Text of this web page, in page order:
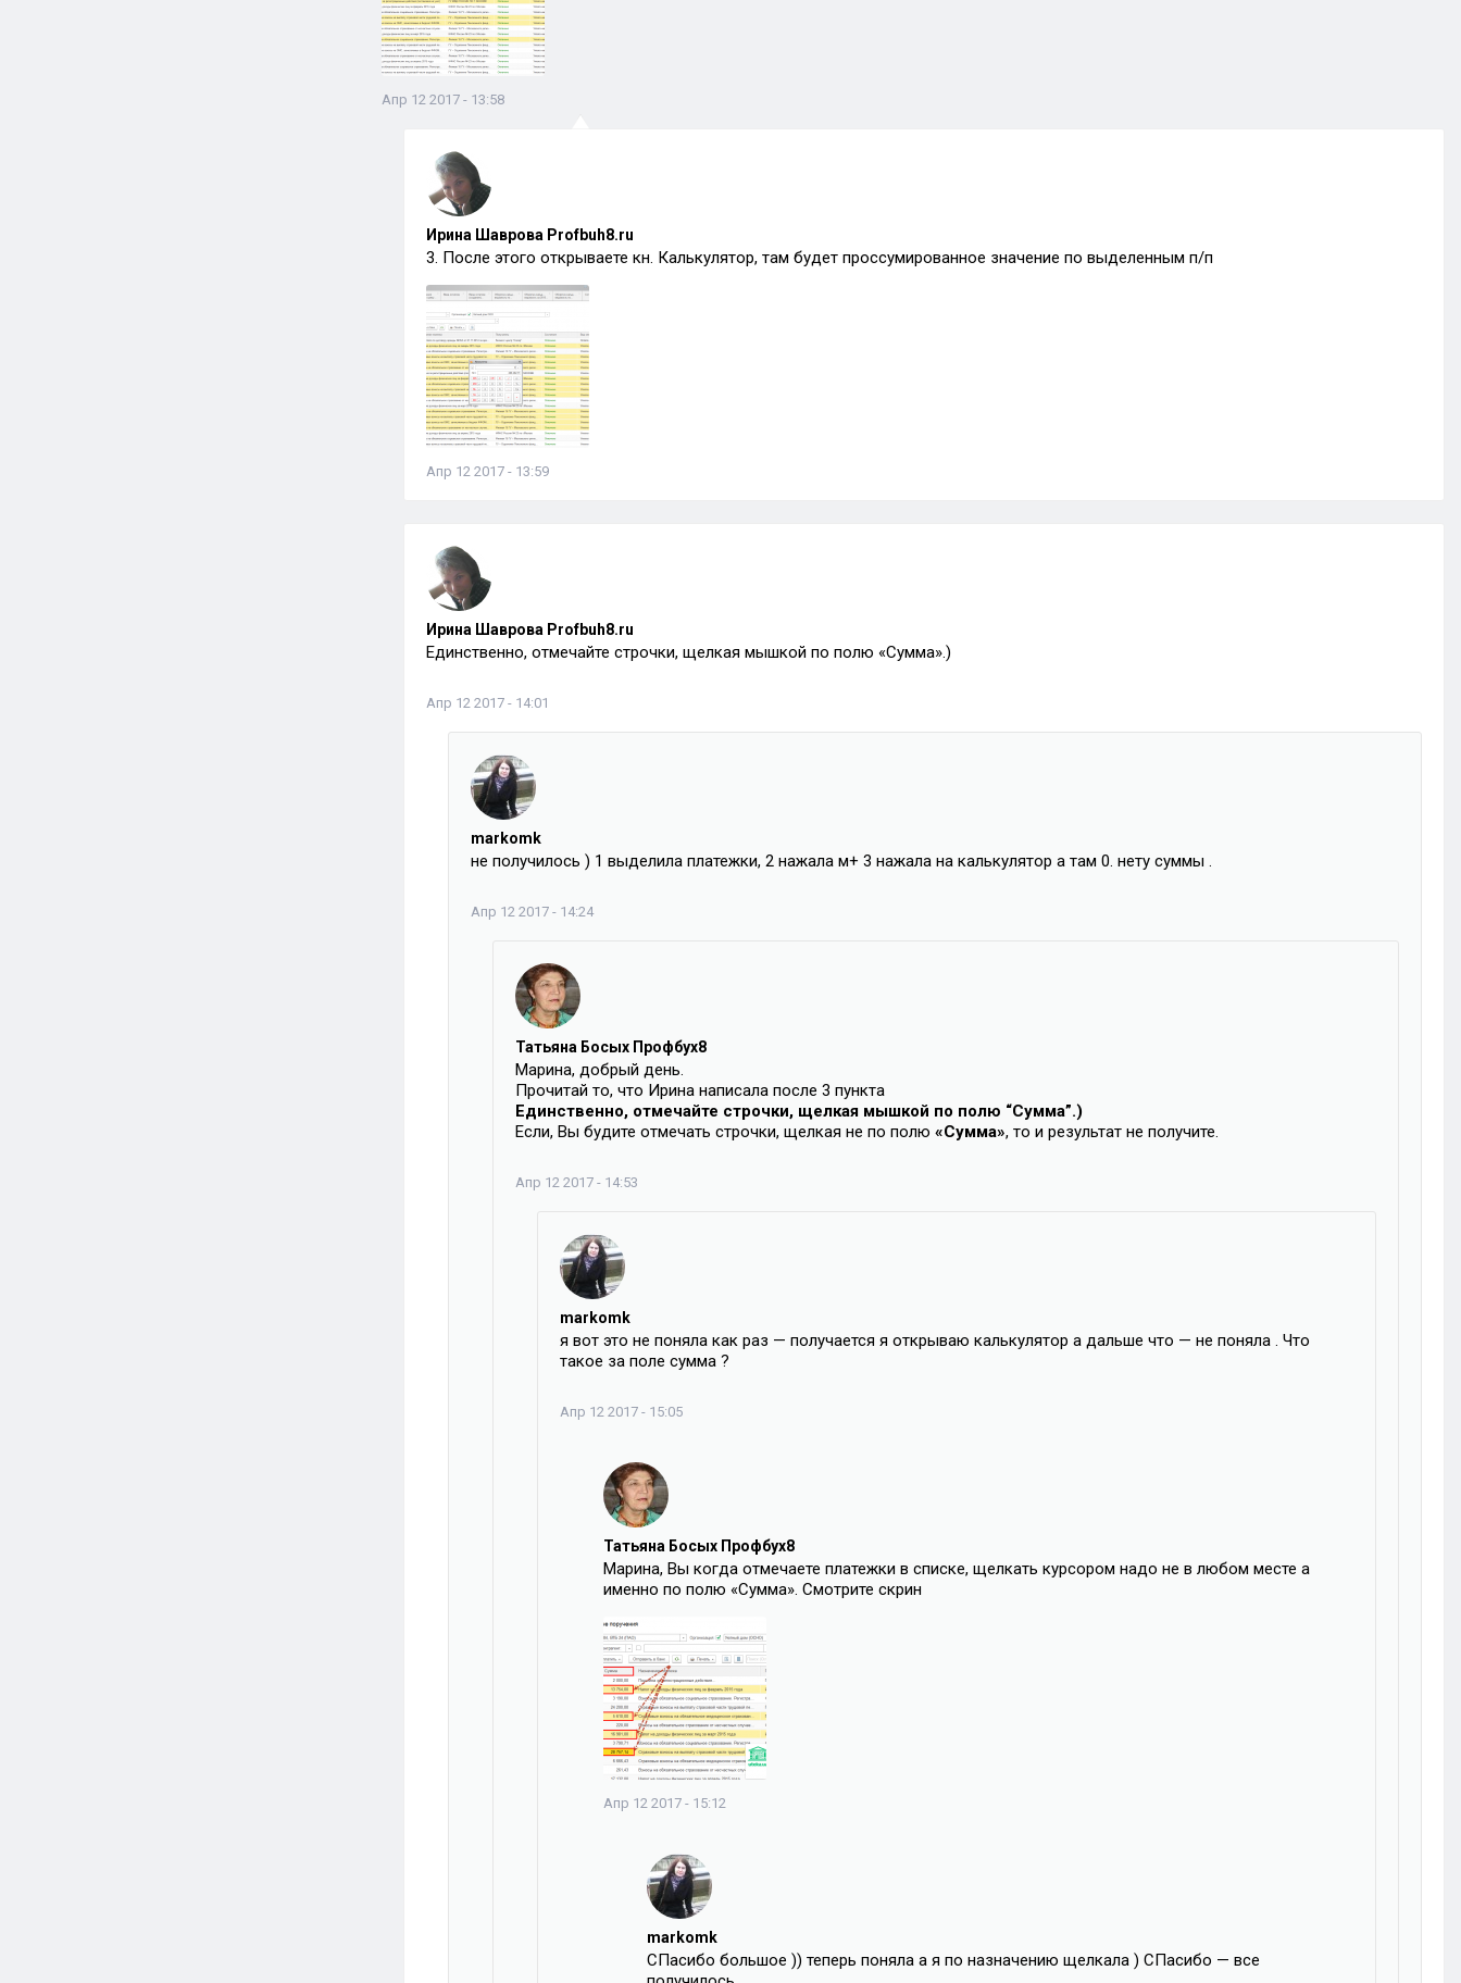
Апр 12 2017 - 13:58
Ирина Шаврова Profbuh8.ru
3. После этого открываете кн. Калькулятор, там будет проссумированное значение по выделенным п/п
Апр 12 2017 - 13:59
Ирина Шаврова Profbuh8.ru
Единственно, отмечайте строчки, щелкая мышкой по полю «Сумма».)
Апр 12 2017 - 14:01
markomk
не получилось ) 1 выделила платежки, 2 нажала м+ 3 нажала на калькулятор а там 0. нету суммы .
Апр 12 2017 - 14:24
Татьяна Босых Профбух8
Марина, добрый день.
Прочитай то, что Ирина написала после 3 пункта
Единственно, отмечайте строчки, щелкая мышкой по полю “Сумма”.)
Если, Вы будите отмечать строчки, щелкая не по полю «Сумма», то и результат не получите.
Апр 12 2017 - 14:53
markomk
я вот это не поняла как раз — получается я открываю калькулятор а дальше что — не поняла . Что
такое за поле сумма ?
Апр 12 2017 - 15:05
Татьяна Босых Профбух8
Марина, Вы когда отмечаете платежки в списке, щелкать курсором надо не в любом месте а
именно по полю «Сумма». Смотрите скрин
Апр 12 2017 - 15:12
markomk
СПасибо большое )) теперь поняла а я по назначению щелкала ) СПасибо — все